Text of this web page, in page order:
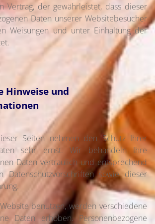
Vertrag, der gewährleistet, dass dieser
Daten unserer Websitebesucher
Weisungen und unter Einhaltung der
Hinweise und
Seiten nehmen den Schutz Ihrer
sehr ernst. Wir behandeln Ihre
Daten vertraulich und entsprechend
Datenschutzvorschriften sowie dieser
benutzen, werden verschiedene
Daten erhoben. Personenbezogene